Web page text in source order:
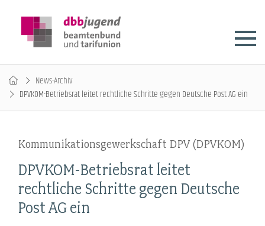
News-Archiv
DPVKOM-Betriebsrat leitet rechtliche Schritte gegen Deutsche Post AG ein
Kommunikationsgewerkschaft DPV (DPVKOM)
DPVKOM-Betriebsrat leitet
rechtliche Schritte gegen Deutsche
Post AG ein